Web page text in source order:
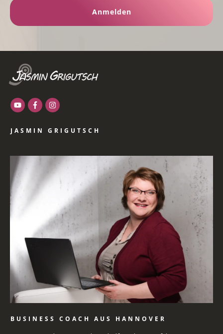
Anmelden
JASMIN GRIGUTSCH
BUSINESS COACH AUS HANNOVER